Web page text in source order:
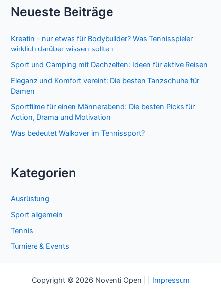
e
n
c
h
Neueste Beiträge
Kreatin – nur etwas für Bodybuilder? Was Tennisspieler
wirklich darüber wissen sollten
Sport und Camping mit Dachzelten: Ideen für aktive Reisen
Eleganz und Komfort vereint: Die besten Tanzschuhe für
Damen
Sportfilme für einen Männerabend: Die besten Picks für
Action, Drama und Motivation
Was bedeutet Walkover im Tennissport?
Kategorien
Ausrüstung
Sport allgemein
Tennis
Turniere & Events
Copyright © 2026 Noventi Open | | Impressum